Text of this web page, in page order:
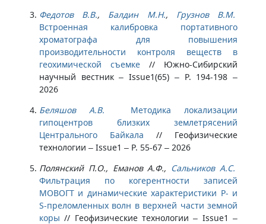
Федотов В.В., Балдин М.Н., Грузнов В.М.
Встроенная калибровка портативного
хроматографа для повышения
производительности контроля веществ в
геохимической съемке // Южно-Сибирский
научный вестник – Issue1(65) – P. 194-198 –
2026
Беляшов А.В.
Методика локализации
гипоцентров близких землетрясений
Центрального Байкала // Геофизические
технологии – Issue1 – P. 55-67 – 2026
Полянский П.О., Еманов А.Ф., Сальников А.С.
Фильтрация по когерентности записей
МОВОГТ и динамические характеристики P- и
S-преломленных волн в верхней части земной
коры // Геофизические технологии – Issue1 –